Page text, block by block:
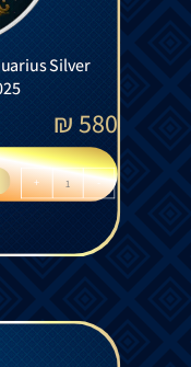
Silver
580
₪
-
+